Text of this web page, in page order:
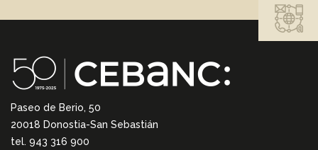
Paseo de Berio, 50
20018 Donostia-San Sebastián
tel. 943 316 900